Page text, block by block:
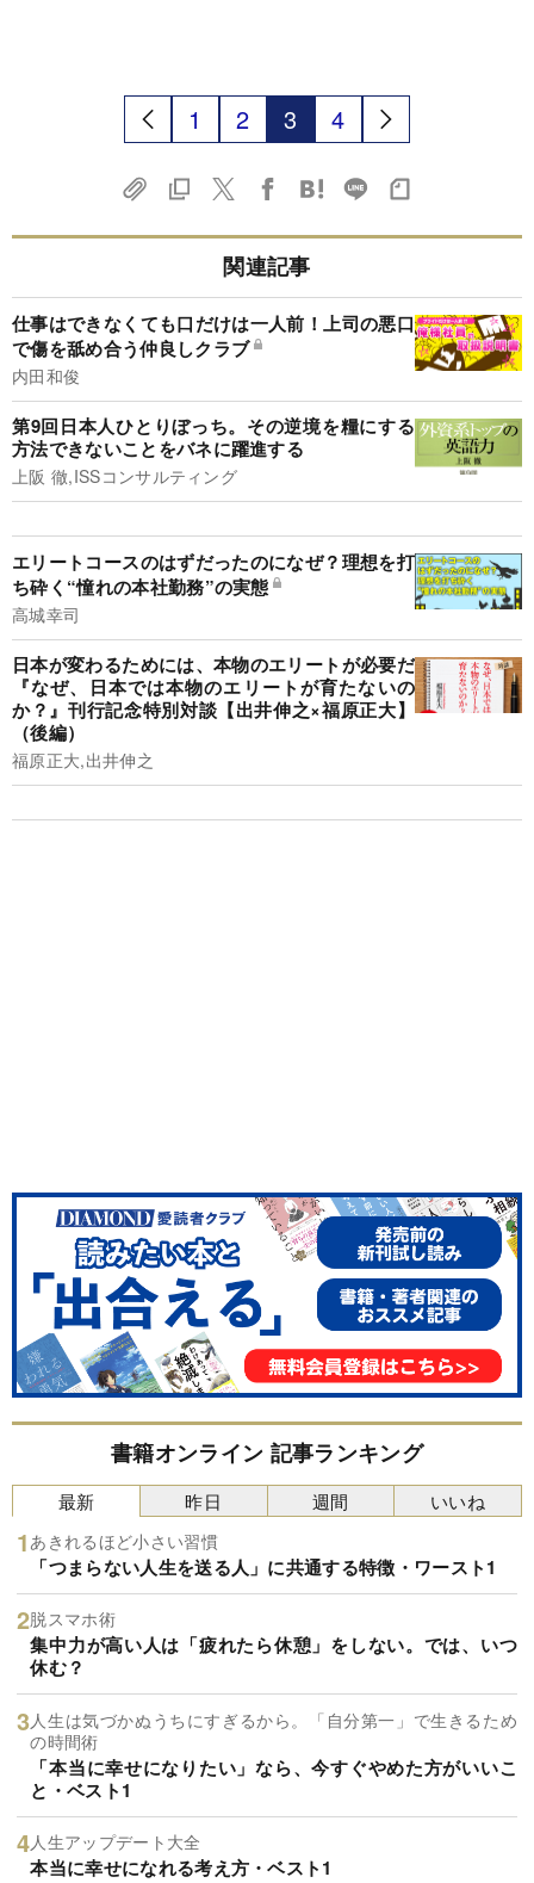
1 2 3 4
関連記事
仕事はできなくても口だけは一人前！上司の悪口
で傷を舐め合う仲良しクラブ
内田和俊
第9回日本人ひとりぼっち。その逆境を糧にする
方法できないことをバネに躍進する
上阪 徹,ISSコンサルティング
エリートコースのはずだったのになぜ？理想を打
ち砕く“憧れの本社勤務”の実態
高城幸司
日本が変わるためには、本物のエリートが必要だ
『なぜ、日本では本物のエリートが育たないの
か？』刊行記念特別対談【出井伸之×福原正大】
（後編）
福原正大,出井伸之
書籍オンライン 記事ランキング
最新
あきれるほど小さい習慣
「つまらない人生を送る人」に共通する特徴・ワースト1
脱スマホ術
集中力が高い人は「疲れたら休憩」をしない。では、いつ
休む？
人生は気づかぬうちにすぎるから。「自分第一」で生きるため
の時間術
「本当に幸せになりたい」なら、今すぐやめた方がいいこ
と・ベスト1
人生アップデート大全
本当に幸せになれる考え方・ベスト1
昨日 週間 いいね